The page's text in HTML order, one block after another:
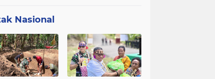
Nasional